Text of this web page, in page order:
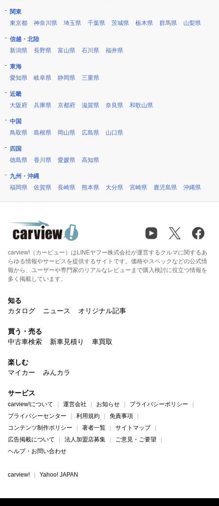
関東
東京都
神奈川県 埼玉県 千葉県 茨城県 栃木県 群馬県 山梨県
信越・北陸
新潟県
長野県 富山県 石川県 福井県
東海
愛知県
岐阜県 静岡県 三重県
近畿
大阪府
兵庫県 京都府 滋賀県 奈良県 和歌山県
中国
鳥取県
島根県 岡山県 広島県 山口県
四国
徳島県
香川県 愛媛県 高知県
九州・沖縄
福岡県
佐賀県 長崎県 熊本県 大分県 宮崎県 鹿児島県 沖縄県
carview!（カービュー）はLINEヤフー株式会社が運営するクルマに関するあ
らゆる情報やサービスを提供するサイトです。価格やスペックなどの公式情
報から、ユーザーや専門家のリアルなレビューまで購入検討に役立つ情報を
多く掲載しています。
知る
カタログ
ニュース オリジナル記事
買う・売る
中古車検索
新車見積り 車買取
楽しむ
マイカー
みんカラ
サービス
carview!について 運営会社 お知らせ
プライバシーポリシー
プライバシーセンター
利用規約
免責事項
コンテンツ制作ポリシー
著者一覧
サイトマップ
広告掲載について
法人加盟店募集
ご意見・ご要望
ヘルプ・お問い合わせ
carview! Yahoo! JAPAN